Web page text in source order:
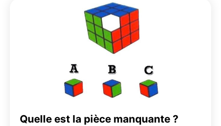
Quelle est la pièce manquante ?